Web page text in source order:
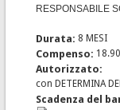
RESPONSABILE
Durata: 8 MESI
Compenso:
Autorizzato:
con DETERMINA
Scadenza del